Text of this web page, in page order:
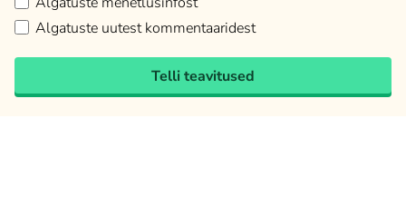
Algatuste uutest kommentaaridest
Telli teavitused